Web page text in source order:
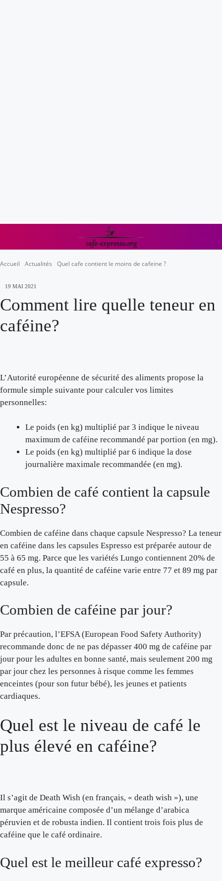
Accueil Actualités Quel cafe contient le moins de cafeine ?
19 MAI 2021
Comment lire quelle teneur en
caféine?
L’Autorité européenne de sécurité des aliments propose la
formule simple suivante pour calculer vos limites
personnelles:
Le poids (en kg) multiplié par 3 indique le niveau
maximum de caféine recommandé par portion (en mg).
Le poids (en kg) multiplié par 6 indique la dose
journalière maximale recommandée (en mg).
Combien de café contient la capsule
Nespresso?
Combien de caféine dans chaque capsule Nespresso? La teneur
en caféine dans les capsules Espresso est préparée autour de
55 à 65 mg. Parce que les variétés Lungo contiennent 20% de
café en plus, la quantité de caféine varie entre 77 et 89 mg par
capsule.
Combien de caféine par jour?
Par précaution, l’EFSA (European Food Safety Authority)
recommande donc de ne pas dépasser 400 mg de caféine par
jour pour les adultes en bonne santé, mais seulement 200 mg
par jour chez les personnes à risque comme les femmes
enceintes (pour son futur bébé), les jeunes et patients
cardiaques.
Quel est le niveau de café le
plus élevé en caféine?
Il s’agit de Death Wish (en français, « death wish »), une
marque américaine composée d’un mélange d’arabica
péruvien et de robusta indien. Il contient trois fois plus de
caféine que le café ordinaire.
Quel est le meilleur café expresso?